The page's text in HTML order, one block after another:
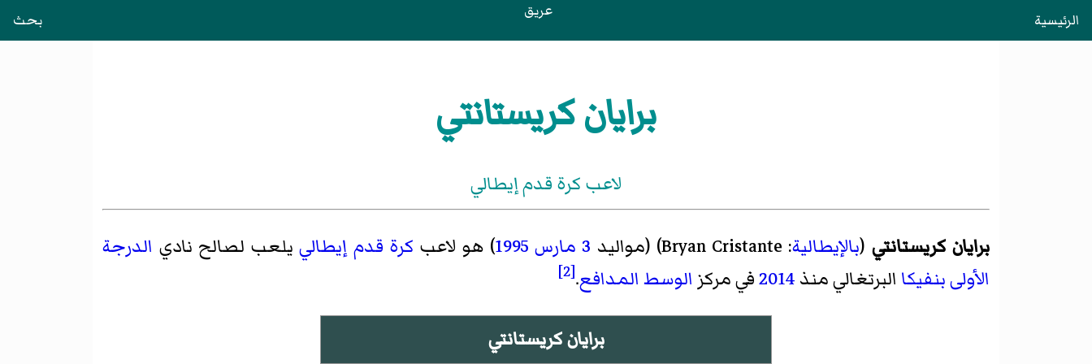
الرئيسية عريق بحث
برايان كريستانتي
لاعب كرة قدم إيطالي
برايان كريستانتي (بالإيطالية:
Bryan Cristante) (مواليد 3 مارس 1995) هو لاعب كرة قدم إيطالييلعب لصالح نادي الدرجة
الأولىبنفيكا البرتغالي منذ 2014في مركز الوسط المدافع.
[2]
برايان كريستانتي